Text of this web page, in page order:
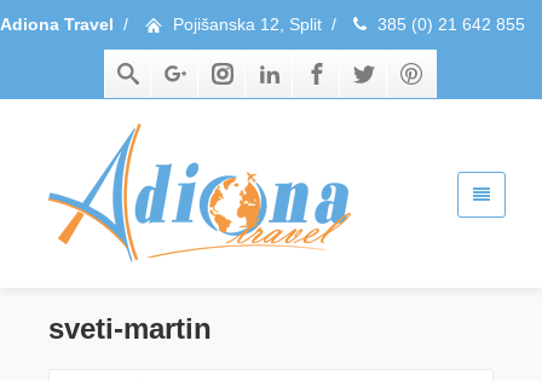
Adiona Travel / Pojišanska 12, Split / 385 (0) 21 642 855
sveti-martin